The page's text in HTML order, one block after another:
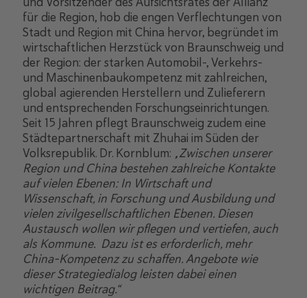
für die Region, hob die engen Verflechtungen von
Stadt und Region mit China hervor, begründet im
wirtschaftlichen Herzstück von Braunschweig und
der Region: der starken Automobil-, Verkehrs-
und Maschinenbaukompetenz mit zahlreichen,
global agierenden Herstellern und Zulieferern
und entsprechenden Forschungseinrichtungen.
Seit 15 Jahren pflegt Braunschweig zudem eine
Städtepartnerschaft mit Zhuhai im Süden der
Volksrepublik. Dr. Kornblum: „Zwischen unserer
Region und China bestehen zahlreiche Kontakte
auf vielen Ebenen: In Wirtschaft und
Wissenschaft, in Forschung und Ausbildung und
vielen zivilgesellschaftlichen Ebenen. Diesen
Austausch wollen wir pflegen und vertiefen, auch
als Kommune. Dazu ist es erforderlich, mehr
China-Kompetenz zu schaffen. Angebote wie
dieser Strategiedialog leisten dabei einen
wichtigen Beitrag.“